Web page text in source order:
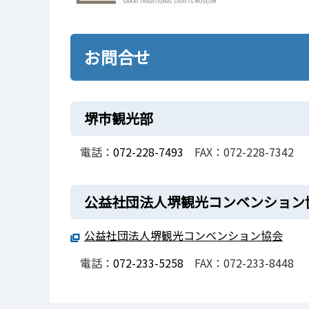
お問合せ
堺市観光部
電話： 072-228-7493 FAX：072-228-7342
公益社団法人堺観光コンベンション
公益社団法人堺観光コンベンション協会
電話： 072-233-5258 FAX：072-233-8448